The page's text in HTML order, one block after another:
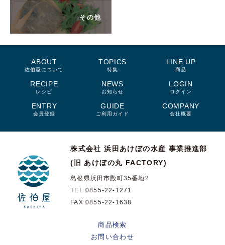
その他
ABOUT
佐伯屋について
TOPICS
特集
LINE UP
商品
RECIPE
レシピ
NEWS
お知らせ
LOGIN
ログイン
ENTRY
会員登録
GUIDE
ご利用ガイド
COMPANY
会社概要
株式会社 浜田あけぼの水産 事業推進部
(旧 あけぼの丸 FACTORY)
島根県浜田市殿町35番地2
TEL 0855-22-1271
FAX 0855-22-1638
商品検索
お問い合わせ